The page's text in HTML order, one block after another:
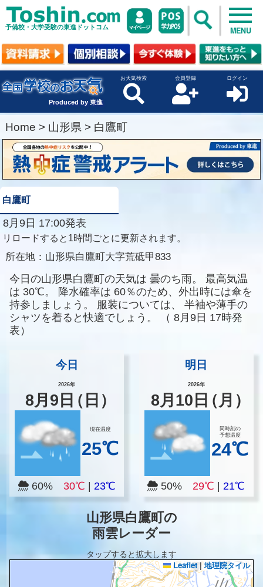
予備校・大学受験の東進ドットコム MENU
Produced by 東進
お天気検索 会員登録 ログイン
Home > 山形県 > 白鷹町
白鷹町
8月9日 17:00発表
リロードすると1時間ごとに更新されます。
所在地： 山形県白鷹町大字荒砥甲833
今日の山形県白鷹町の天気は 曇のち雨。
最高気温
は 30℃。 降水確率は 60％のため、外出時には傘を
持参しましょう。
服装については、
半袖や薄手の
シャツを着ると快適でしょう。
（ 8月9日 17時発
表）
今日
2026年
8月 9 日（日）
現在温度
25℃
60% 30℃ 23℃
明日
2026年
8月 10 日（月）
同時刻の
予想温度
24℃
50% 29℃ |21℃
山形県白鷹町の
雨雲レーダー
タップすると拡大します
Leaflet | 地理院タイル